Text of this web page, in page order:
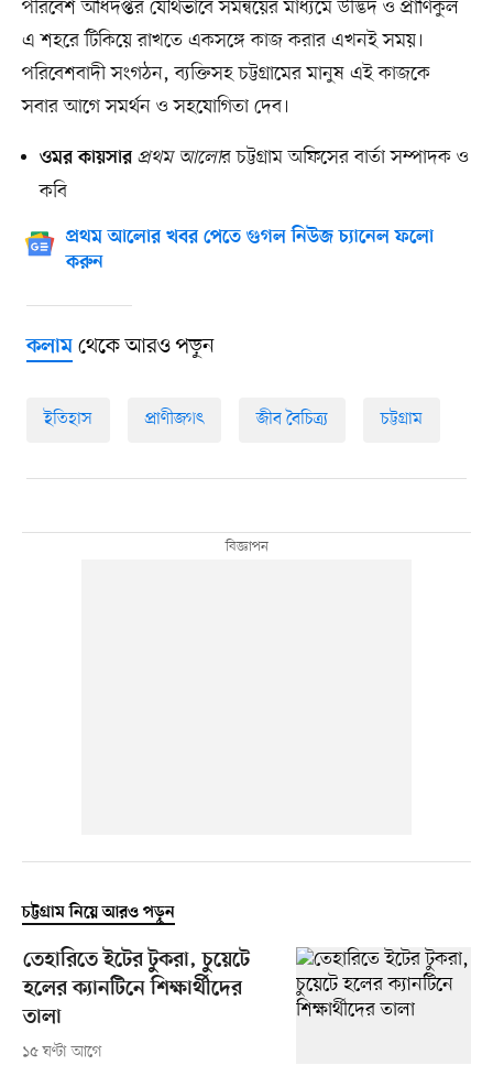
পরিবেশ অধিদপ্তর যৌথভাবে সমন্বয়ের মাধ্যমে উদ্ভিদ ও প্রাণিকুল
এ শহরে টিকিয়ে রাখতে একসঙ্গে কাজ করার এখনই সময়।
পরিবেশবাদী সংগঠন, ব্যক্তিসহ চট্টগ্রামের মানুষ এই কাজকে
সবার আগে সমর্থন ও সহযোগিতা দেব।
ওমর কায়সার প্রথম আলোর চট্টগ্রাম অফিসের বার্তা সম্পাদক ও
কবি
প্রথম আলোর খবর পেতে গুগল নিউজ চ্যানেল ফলো
করুন
কলামথেকে আরও পড়ুন
ইতিহাস প্রাণীজগৎ জীব বৈচিত্র্য চট্টগ্রাম
চট্টগ্রাম নিয়ে আরও পড়ুন
তেহারিতে ইটের টুকরা, চুয়েটে
হলের ক্যানটিনে শিক্ষার্থীদের
তালা
১৫ ঘণ্টা আগে